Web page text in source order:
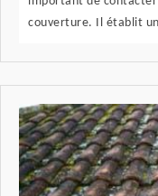
couverture. Il établit